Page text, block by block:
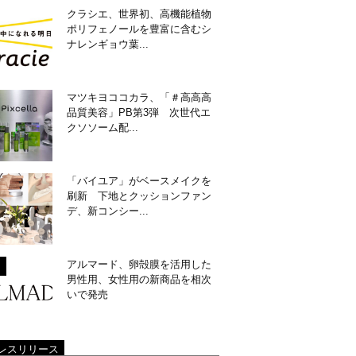
クラシエ、世界初、高機能植物
ポリフェノールを豊富に含むシ
ナレンギョウ葉...
マツキヨココカラ、「＃高高高
品質美容」PB第3弾 次世代エ
クソソーム配...
「バイユア」がベースメイクを
刷新 下地とクッションファン
デ、新コンシー...
アルマード、卵殻膜を活用した
男性用、女性用の新商品を相次
いで発売
スリリース